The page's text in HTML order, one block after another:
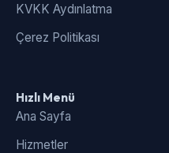
KVKK Aydınlatma
Çerez Politikası
Hızlı Menü
Ana Sayfa
Hizmetler